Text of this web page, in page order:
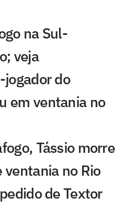
na Sul-
veja
jogador do
em ventania no
Tássio morre
no Rio
de Textor